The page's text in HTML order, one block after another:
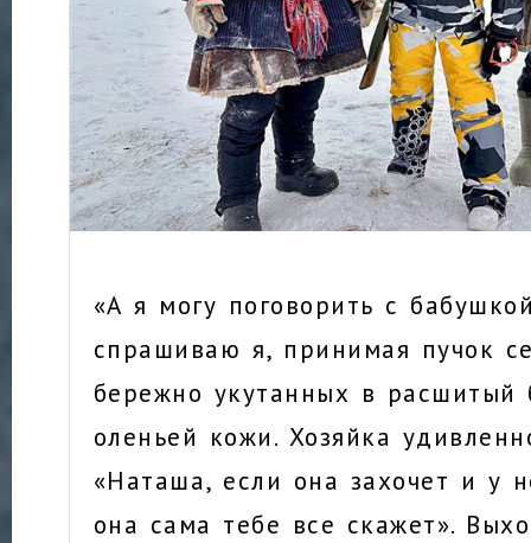
«А я могу поговорить с
спрашиваю я, принимая пучок
бережно укутанных в расшитый
оленьей кожи. Хозяйка
«Наташа, если она захочет и у
она сама тебе все скажет».